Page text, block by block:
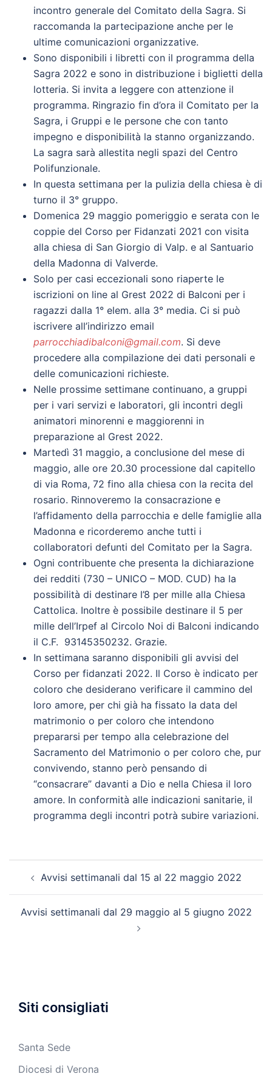
incontro generale del Comitato della Sagra. Si
raccomanda la partecipazione anche per le
ultime comunicazioni organizzative.
Sono disponibili i libretti con il programma della
Sagra 2022 e sono in distribuzione i biglietti della
lotteria. Si invita a leggere con attenzione il
programma. Ringrazio fin d’ora il Comitato per la
Sagra, i Gruppi e le persone che con tanto
impegno e disponibilità la stanno organizzando.
La sagra sarà allestita negli spazi del Centro
Polifunzionale.
In questa settimana per la pulizia della chiesa è di
turno il 3° gruppo.
Domenica 29 maggio pomeriggio e serata con le
coppie del Corso per Fidanzati 2021 con visita
alla chiesa di San Giorgio di Valp. e al Santuario
della Madonna di Valverde.
Solo per casi eccezionali sono riaperte le
iscrizioni on line al Grest 2022 di Balconi per i
ragazzi dalla 1° elem. alla 3° media. Ci si può
iscrivere all’indirizzo email
parrocchiadibalconi@gmail.com. Si deve
procedere alla compilazione dei dati personali e
delle comunicazioni richieste.
Nelle prossime settimane continuano, a gruppi
per i vari servizi e laboratori, gli incontri degli
animatori minorenni e maggiorenni in
preparazione al Grest 2022.
Martedì 31 maggio, a conclusione del mese di
maggio, alle ore 20.30 processione dal capitello
di via Roma, 72 fino alla chiesa con la recita del
rosario. Rinnoveremo la consacrazione e
l’affidamento della parrocchia e delle famiglie alla
Madonna e ricorderemo anche tutti i
collaboratori defunti del Comitato per la Sagra.
Ogni contribuente che presenta la dichiarazione
dei redditi (730 – UNICO – MOD. CUD) ha la
possibilità di destinare l’8 per mille alla Chiesa
Cattolica. Inoltre è possibile destinare il 5 per
mille dell’Irpef al Circolo Noi di Balconi indicando
il C.F. 93145350232. Grazie.
In settimana saranno disponibili gli avvisi del
Corso per fidanzati 2022. Il Corso è indicato per
coloro che desiderano verificare il cammino del
loro amore, per chi già ha fissato la data del
matrimonio o per coloro che intendono
prepararsi per tempo alla celebrazione del
Sacramento del Matrimonio o per coloro che, pur
convivendo, stanno però pensando di
“consacrare” davanti a Dio e nella Chiesa il loro
amore. In conformità alle indicazioni sanitarie, il
programma degli incontri potrà subire variazioni.
articoloAvvisi settimanali dal 15 al 22 maggio 2022
Avvisi settimanali dal 29 maggio al 5 giugno 2022
Siti consigliati
Santa Sede
Diocesi di Verona